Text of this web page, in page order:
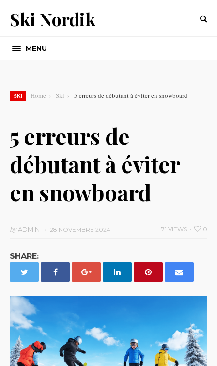
Ski Nordik
MENU
SKI Home Ski 5 erreurs de débutant à éviter en snowboard
5 erreurs de
débutant à éviter
en snowboard
byADMIN 28 NOVEMBRE 2024 0
71 VIEWS
SHARE: